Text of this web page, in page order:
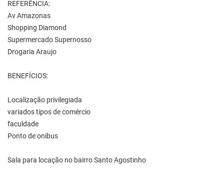
REFERÊNCIA:
Av Amazonas
Shopping Diamond
Supermercado Supernosso
Drogaria Araujo
BENEFÍCIOS:
Localização privilegiada
variados tipos de comércio
faculdade
Ponto de onibus
Sala para locação no bairro Santo Agostinho